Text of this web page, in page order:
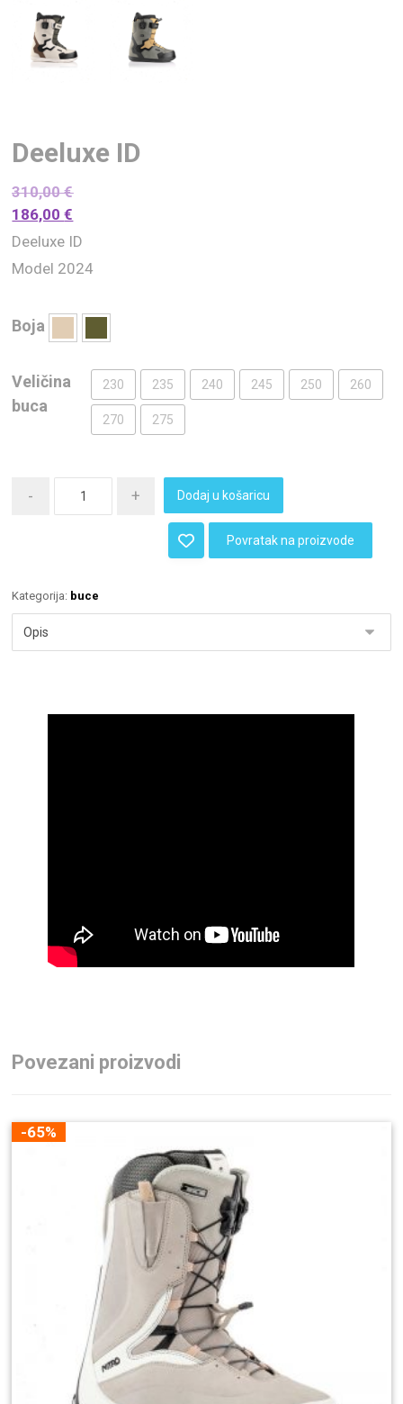
Deeluxe ID
310,00€
186,00€
Deeluxe ID
Model 2024
Boja
Veličina
buca
230 235 240 245 250 260
270 275
- + Dodaj u košaricu
Povratak na proizvode
Kategorija: buce
Povezani proizvodi
-65%